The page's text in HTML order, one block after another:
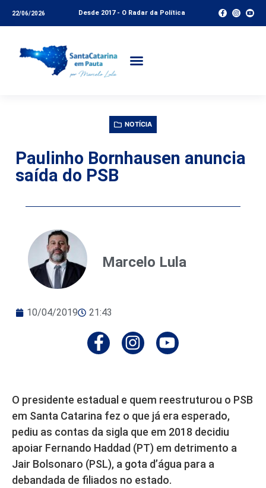
22/06/2026 Desde 2017 - O Radar da Política
NOTÍCIA
Paulinho Bornhausen anuncia
saída do PSB
Marcelo Lula
10/04/2019 21:43
O presidente estadual e quem reestruturou o PSB
em Santa Catarina fez o que já era esperado,
pediu as contas da sigla que em 2018 decidiu
apoiar Fernando Haddad (PT) em detrimento a
Jair Bolsonaro (PSL), a gota d’água para a
debandada de filiados no estado.